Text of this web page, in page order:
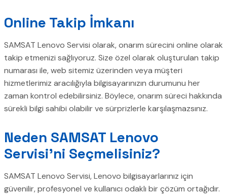
Online Takip İmkanı
SAMSAT Lenovo Servisi olarak, onarım sürecini online olarak
takip etmenizi sağlıyoruz. Size özel olarak oluşturulan takip
numarası ile, web sitemiz üzerinden veya müşteri
hizmetlerimiz aracılığıyla bilgisayarınızın durumunu her
zaman kontrol edebilirsiniz. Böylece, onarım süreci hakkında
sürekli bilgi sahibi olabilir ve sürprizlerle karşılaşmazsınız.
Neden SAMSAT Lenovo
Servisi’ni Seçmelisiniz?
SAMSAT Lenovo Servisi, Lenovo bilgisayarlarınız için
güvenilir, profesyonel ve kullanıcı odaklı bir çözüm ortağıdır.